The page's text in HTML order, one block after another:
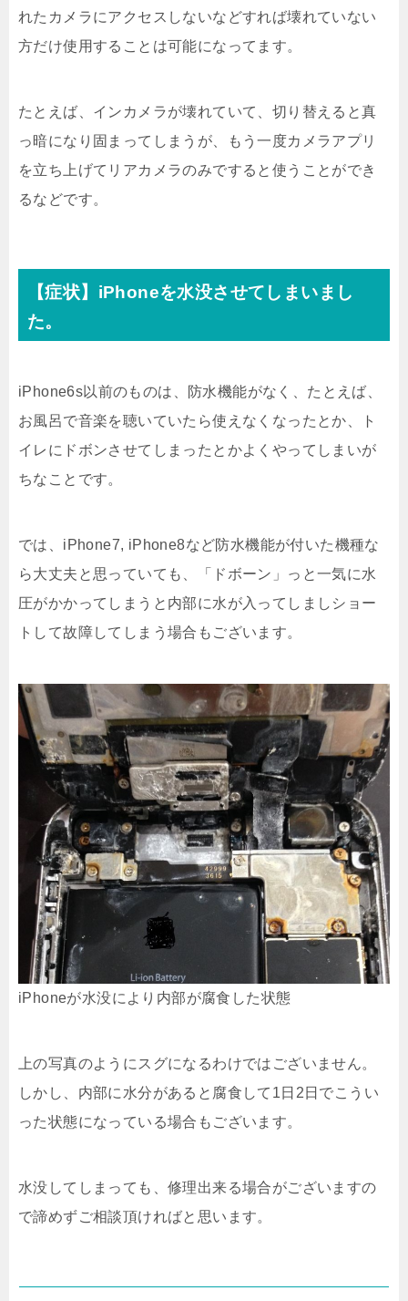
れたカメラにアクセスしないなどすれば壊れていない
方だけ使用することは可能になってます。
たとえば、インカメラが壊れていて、切り替えると真
っ暗になり固まってしまうが、もう一度カメラアプリ
を立ち上げてリアカメラのみですると使うことができ
るなどです。
【症状】iPhoneを水没させてしまいまし
た。
iPhone6s以前のものは、防水機能がなく、たとえば、
お風呂で音楽を聴いていたら使えなくなったとか、ト
イレにドボンさせてしまったとかよくやってしまいが
ちなことです。
では、iPhone7, iPhone8など防水機能が付いた機種な
ら大丈夫と思っていても、「ドボーン」っと一気に水
圧がかかってしまうと内部に水が入ってしましショー
トして故障してしまう場合もございます。
iPhoneが水没により内部が腐食した状態
上の写真のようにスグになるわけではございません。
しかし、内部に水分があると腐食して1日2日でこうい
った状態になっている場合もございます。
水没してしまっても、修理出来る場合がございますの
で諦めずご相談頂ければと思います。